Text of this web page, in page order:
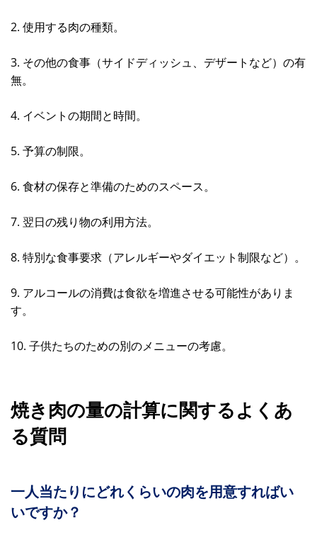
2. 使用する肉の種類。
3. その他の食事（サイドディッシュ、デザートなど）の有
無。
4. イベントの期間と時間。
5. 予算の制限。
6. 食材の保存と準備のためのスペース。
7. 翌日の残り物の利用方法。
8. 特別な食事要求（アレルギーやダイエット制限など）。
9. アルコールの消費は食欲を増進させる可能性がありま
す。
10. 子供たちのための別のメニューの考慮。
焼き肉の量の計算に関するよくあ
る質問
一人当たりにどれくらいの肉を用意すればい
いですか？